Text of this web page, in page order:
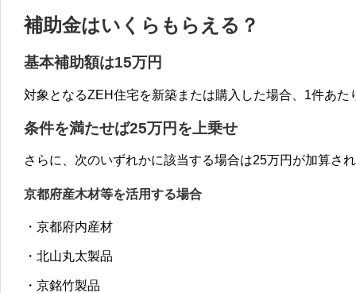
補助金はいくらもらえる？
基本補助額は15万円
対象となるZEH住宅を新築または購入した場合、1件あ
条件を満たせば25万円を上乗せ
さらに、次のいずれかに該当する場合は25万円が加算さ
京都府産木材等を活用する場合
・京都府内産材
・北山丸太製品
・京銘竹製品